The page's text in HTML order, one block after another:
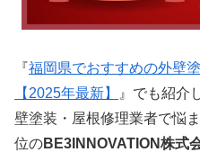
『福岡県でおすすめの外壁
【2025年最新】
』でも紹介
壁塗装・屋根修理業者で悩
位のBE3INNOVATION株式